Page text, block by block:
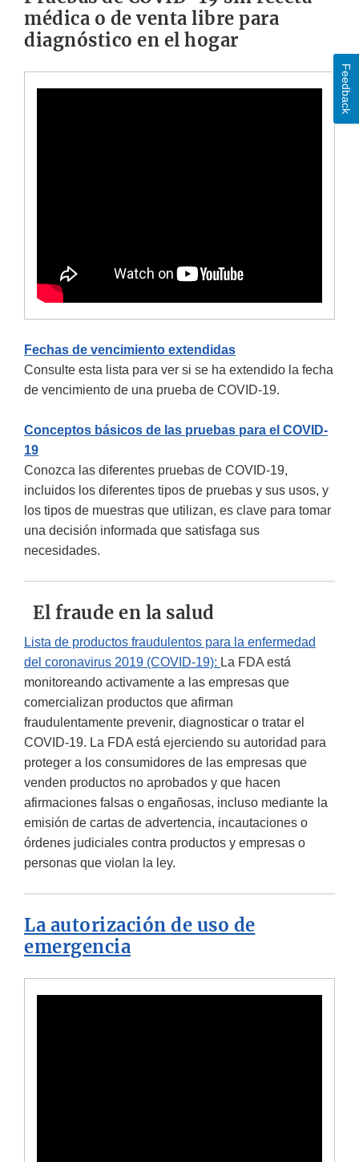
médica o de venta libre para
diagnóstico en el hogar
Fechas de vencimiento extendidas
Consulte esta lista para ver si se ha extendido la fecha
de vencimiento de una prueba de COVID-19.
Conceptos básicos de las pruebas para el COVID-
19
Conozca las diferentes pruebas de COVID-19,
incluidos los diferentes tipos de pruebas y sus usos, y
los tipos de muestras que utilizan, es clave para tomar
una decisión informada que satisfaga sus
necesidades.
El fraude en la salud
Lista de productos fraudulentos para la enfermedad
del coronavirus 2019 (COVID-19): La FDA está
monitoreando activamente a las empresas que
comercializan productos que afirman
fraudulentamente prevenir, diagnosticar o tratar el
COVID-19. La FDA está ejerciendo su autoridad para
proteger a los consumidores de las empresas que
venden productos no aprobados y que hacen
afirmaciones falsas o engañosas, incluso mediante la
emisión de cartas de advertencia, incautaciones o
órdenes judiciales contra productos y empresas o
personas que violan la ley.
La autorización de uso de
emergencia
Feedback